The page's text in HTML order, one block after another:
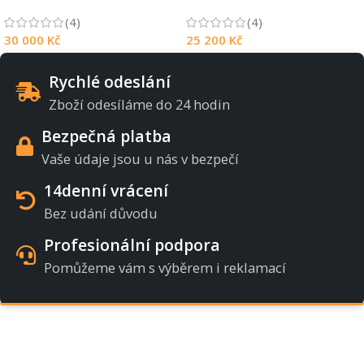
(4)
30 000 Kč
(4)
25 200 Kč
Rychlé odeslání
Zboží odesíláme do 24 hodin
Bezpečná platba
Vaše údaje jsou u nás v bezpečí
14denní vrácení
Bez udání důvodu
Profesionální podpora
Pomůžeme vám s výběrem i reklamací